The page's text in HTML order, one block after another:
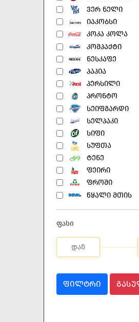
ᲕᲔᲠ ᲜᲔᲚᲘ
ᲘᲐᲙᲝᲑᲡᲘ
ᲙᲝᲙᲐ ᲙᲝᲚᲐ
ᲙᲝᲛᲞᲐᲥᲢᲘ
ᲜᲔᲡᲙᲐᲤᲔ
ᲞᲐᲞᲘᲐ
ᲞᲔᲠᲡᲘᲚᲘ
ᲞᲠᲝᲜᲢᲝ
ᲡᲔᲘᲤᲒᲐᲠᲓᲘ
ᲡᲔᲚᲞᲐᲙᲘ
ᲡᲘᲤᲘ
ᲡᲣᲤᲗᲐ
ᲢᲔᲜᲔ
ᲤᲔᲘᲠᲘ
ᲤᲠᲝᲨᲘ
ᲬᲧᲐᲚᲘ ᲛᲗᲘᲡ
ფასი
ᲤᲘᲚᲢᲠᲘ